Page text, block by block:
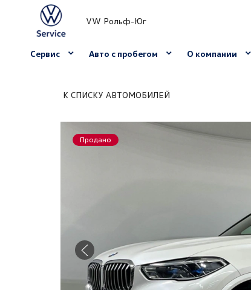
VW Рольф-Юг
Сервис Авто с пробегом О компании
К СПИСКУ АВТОМОБИЛЕЙ
Продано